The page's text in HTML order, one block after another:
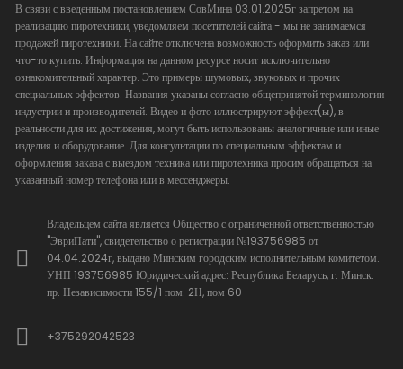
В связи с введенным постановлением СовМина 03.01.2025г запретом на
реализацию пиротехники, уведомляем посетителей сайта - мы не занимаемся
продажей пиротехники. На сайте отключена возможность оформить заказ или
что-то купить. Информация на данном ресурсе носит исключительно
ознакомительный характер. Это примеры шумовых, звуковых и прочих
специальных эффектов. Названия указаны согласно общепринятой терминологии
индустрии и производителей. Видео и фото иллюстрируют эффект(ы), в
реальности для их достижения, могут быть использованы аналогичные или иные
изделия и оборудование. Для консультации по специальным эффектам и
оформления заказа с выездом техника или пиротехника просим обращаться на
указанный номер телефона или в мессенджеры.
Владельцем сайта является Общество с ограниченной ответственностью
"ЭвриПати", свидетельство о регистрации №193756985 от
04.04.2024г, выдано Минским городским исполнительным комитетом.
УНП 193756985 Юридический адрес: Республика Беларусь, г. Минск.
пр. Независимости 155/1 пом. 2Н, пом 60
+375292042523